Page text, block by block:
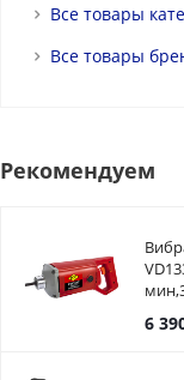
Все товары
Все товары
Рекомендуем
6